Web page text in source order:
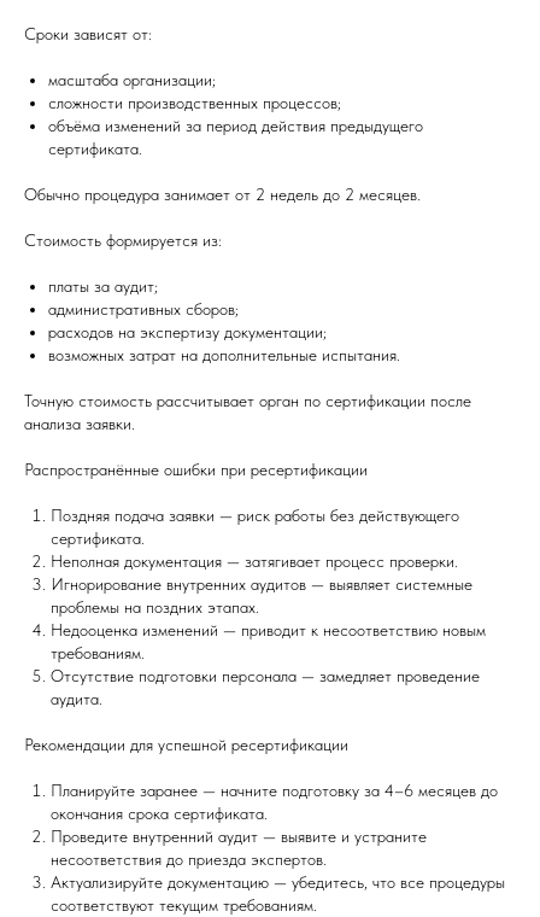
Сроки зависят от:
масштаба организации;
сложности производственных процессов;
объёма изменений за период действия предыдущего
сертификата.
Обычно процедура занимает от 2 недель до 2 месяцев.
Стоимость формируется из:
платы за аудит;
административных сборов;
расходов на экспертизу документации;
возможных затрат на дополнительные испытания.
Точную стоимость рассчитывает орган по сертификации после
анализа заявки.
Распространённые ошибки при ресертификации
Поздняя подача заявки — риск работы без действующего
сертификата.
Неполная документация — затягивает процесс проверки.
Игнорирование внутренних аудитов — выявляет системные
проблемы на поздних этапах.
Недооценка изменений — приводит к несоответствию новым
требованиям.
Отсутствие подготовки персонала — замедляет проведение
аудита.
Рекомендации для успешной ресертификации
Планируйте заранее — начните подготовку за 4–6 месяцев до
окончания срока сертификата.
Проведите внутренний аудит — выявите и устраните
несоответствия до приезда экспертов.
Актуализируйте документацию — убедитесь, что все процедуры
соответствуют текущим требованиям.